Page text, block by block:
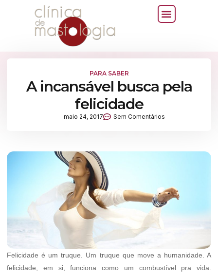
PARA SABER
A incansável busca pela
felicidade
maio 24, 2017 Sem Comentários
Felicidade é um truque. Um truque que move a humanidade. A
felicidade, em si, funciona como um combustível pra vida.